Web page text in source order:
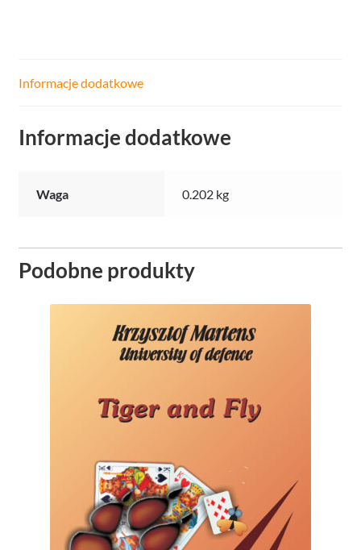
Informacje dodatkowe
Informacje dodatkowe
Waga 0.202 kg
Podobne produkty